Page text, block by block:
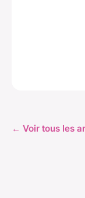
← Voir tous les